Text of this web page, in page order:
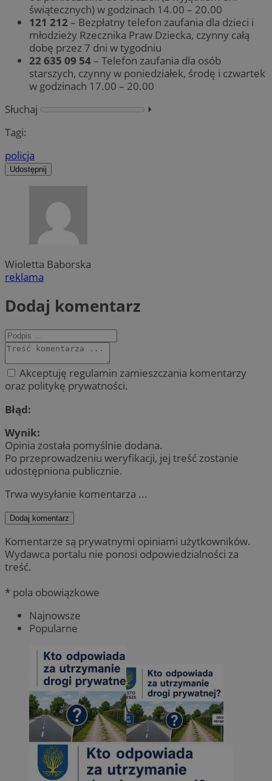
świątecznych) w godzinach 14.00 – 20.00
121 212 – Bezpłatny telefon zaufania dla dzieci i
młodzieży Rzecznika Praw Dziecka, czynny całą
dobę przez 7 dni w tygodniu
22 635 09 54– Telefon zaufania dla osób
starszych, czynny w poniedziałek, środę i czwartek
w godzinach 17.00 – 20.00
Słuchaj
⏵︎
Tagi:
policja
Udostępnij
Wioletta Baborska
reklama
Dodaj komentarz
Akceptuję regulamin zamieszczania komentarzy
oraz politykę prywatności.
Błąd:
Wynik:
Opinia została pomyślnie dodana.
Po przeprowadzeniu weryfikacji, jej treść zostanie
udostępniona publicznie.
Trwa wysyłanie komentarza ...
Dodaj komentarz
Komentarze są prywatnymi opiniami użytkowników.
Wydawca portalu nie ponosi odpowiedzialności za
treść.
* pola obowiązkowe
Najnowsze
Popularne